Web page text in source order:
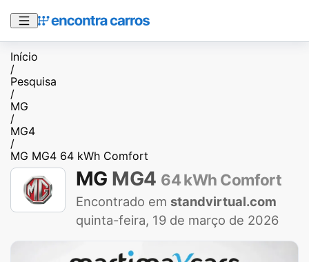
Início
/
Pesquisa
/
MG
/
MG4
/
MG MG4 64 kWh Comfort
MG MG4 64 kWh Comfort
Encontrado em standvirtual.com
quinta-feira, 19 de março de 2026